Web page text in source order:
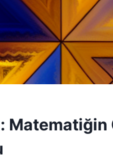
Matematiğin